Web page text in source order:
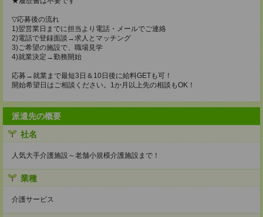
▽応募後の流れ
1)翌営業日までに担当より電話・メールでご連絡
2)電話で登録面談→求人とマッチング
3)ご希望の施設で、職場見学
4)就業決定→勤務開始
応募→就業まで最短3日＆10日後に給料GETも可！
開始希望日はご相談ください。1か月以上先の相談もOK！
派遣先の概要
社名
人気大手介護施設～老舗小規模介護施設まで！
業種
介護サービス